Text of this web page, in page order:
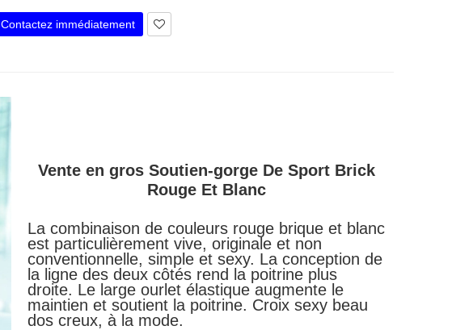
Contactez immédiatement
Vente en gros Soutien-gorge De Sport Brick
Rouge Et Blanc
La combinaison de couleurs rouge brique et blanc
est particulièrement vive, originale et non
conventionnelle, simple et sexy. La conception de
la ligne des deux côtés rend la poitrine plus
droite. Le large ourlet élastique augmente le
maintien et soutient la poitrine. Croix sexy beau
dos creux, à la mode.